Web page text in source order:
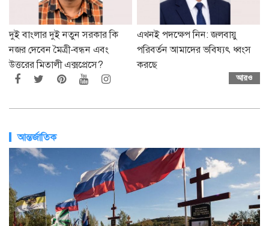
দুই বাংলার দুই নতুন সরকার কি
নজর দেবেন মৈত্রী-বন্ধন এবং
উত্তরের মিতালী এক্সপ্রেসে?
এখনই পদক্ষেপ নিন: জলবায়ু
পরিবর্তন আমাদের ভবিষ্যৎ ধ্বংস
করছে
আরও
আন্তর্জাতিক